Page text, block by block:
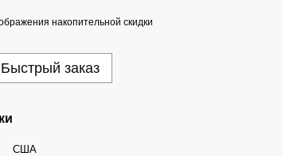
накопительной скидки
Быстрый заказ
США